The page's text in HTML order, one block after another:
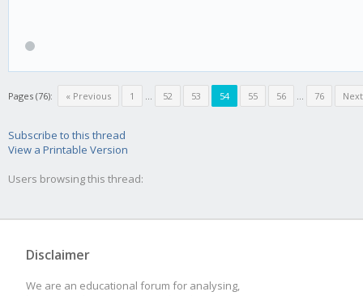
Pages (76): « Previous 1 ... 52 53 54 55 56 ... 76
Subscribe to this thread
View a Printable Version
Users browsing this thread:
Disclaimer
We are an educational forum for analysing,